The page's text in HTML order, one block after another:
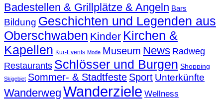
Badestellen & Grillplätze & Angeln Bars
Bildung Geschichten und Legenden aus
Oberschwaben Kinder Kirchen &
Kapellen Kur-Events Mode Museum News Radweg
Restaurants Schlösser und Burgen Shopping
Skigebiet Sommer- & Stadtfeste Sport Unterkünfte
Wanderweg Wanderziele Wellness